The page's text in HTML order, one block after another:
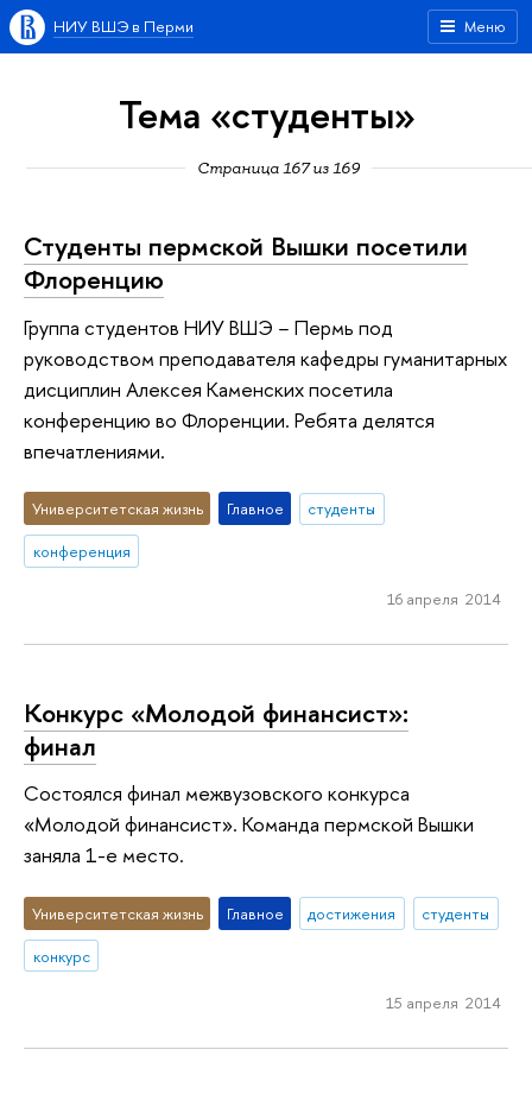
Меню
НИУ ВШЭ в Перми
Тема «студенты»
Страница 167 из 169
Студенты пермской Вышки посетили
Флоренцию
Группа студентов НИУ ВШЭ − Пермь под
руководством преподавателя кафедры гуманитарных
дисциплин Алексея Каменских посетила
конференцию во Флоренции. Ребята делятся
впечатлениями.
Университетская жизнь Главное
студенты
конференция
16 апреля 2014
Конкурс «Молодой финансист»:
финал
Состоялся финал межвузовского конкурса
«Молодой финансист». Команда пермской Вышки
заняла 1-е место.
Университетская жизнь Главное достижения
студенты
конкурс
15 апреля 2014